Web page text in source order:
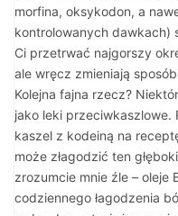
morfina, oksykodon, a
kontrolowanych dawkach)
Ci przetrwać najgorszy
ale wręcz zmieniają
Kolejna fajna rzecz?
jako leki przeciwkaszlowe.
kaszel z kodeiną na
może złagodzić ten
zrozumcie mnie źle – oleje
codziennego łagodzenia